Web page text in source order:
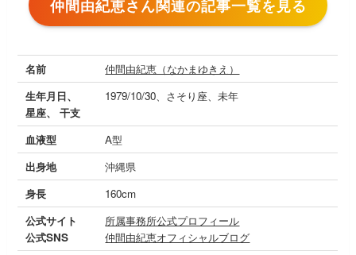
仲間由紀恵さん関連の記事一覧を見る
名前
仲間由紀恵（なかまゆきえ）
生年月日、
星座、 干支
1979/10/30、さそり座、未年
血液型
A型
出身地
沖縄県
身長
160cm
公式サイト
公式SNS
所属事務所公式プロフィール
仲間由紀恵オフィシャルブログ